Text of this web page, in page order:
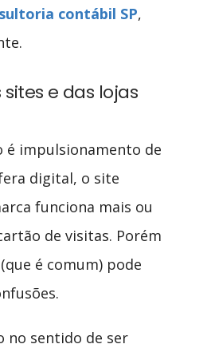
contábil SP,
e das lojas
é impulsionamento de
digital, o site
funciona mais ou
de visitas. Porém
é comum) pode
no sentido de ser